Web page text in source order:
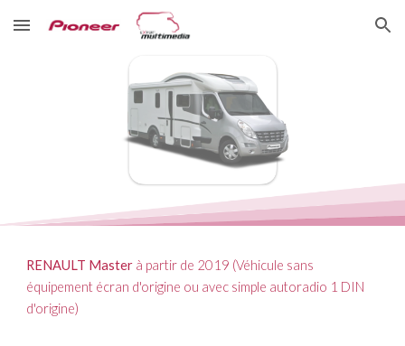
Skip to main content Skip to navigation
RENAULT Master à partir de 2019 (Véhicule sans
équipement écran d'origine ou avec simple autoradio 1 DIN
d'origine)